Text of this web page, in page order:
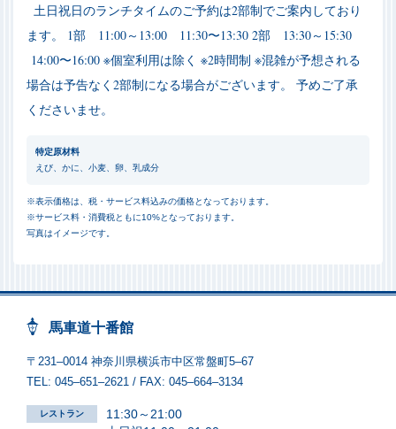
土日祝日のランチタイムのご予約は2部制でご案内しており
ます。
1部 11:00～13:00 11:30〜13:30 2部 13:30～15:30
14:00〜16:00 ※個室利用は除く ※2時間制 ※混雑が予想される
場合は予告なく2部制になる場合がございます。
予めご了承
くださいませ。
特定原材料
えび、かに、小麦、卵、乳成分
※表示価格は、税・サービス料込みの価格となっております。
※サービス料・消費税ともに10%となっております。
写真はイメージです。
馬車道十番館
〒231‒0014 神奈川県横浜市中区常盤町5‒67
TEL: 045‒651‒2621 / FAX: 045‒664‒3134
レストラン
11:30～21:00